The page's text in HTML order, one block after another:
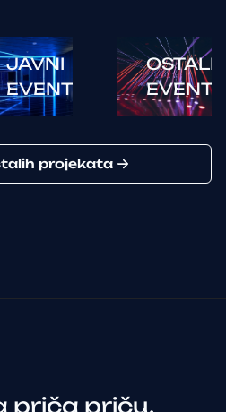
JAVNI
EVENTI
OSTALI
EVENTI
projekata
priča priču.